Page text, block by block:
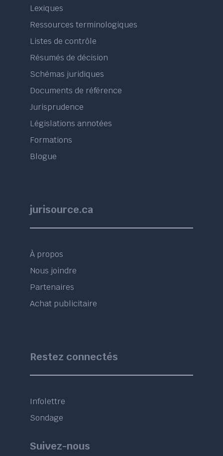
Lexiques
Ressources terminologiques
Listes de contrôle
Résumés de décision
Schémas juridiques
Documents de référence
Jurisprudence
Législations annotées
Formations
Blogue
jurisource.ca
À propos
Nous joindre
Partenaires
Achat publicitaire
Restez connectés
Infolettre
Sondage
Suivez-nous